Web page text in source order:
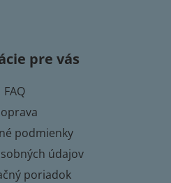
pre vás
FAQ
podmienky
údajov
poriadok